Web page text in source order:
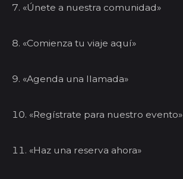
«Únete a nuestra comunidad»
«Comienza tu viaje aquí»
«Agenda una llamada»
«Regístrate para nuestro evento»
«Haz una reserva ahora»